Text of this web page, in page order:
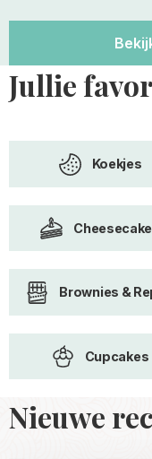
Jullie
Koekjes
Brownies &
Cupcakes
Nieuwe